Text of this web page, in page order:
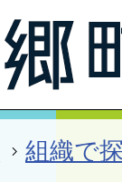
組織で